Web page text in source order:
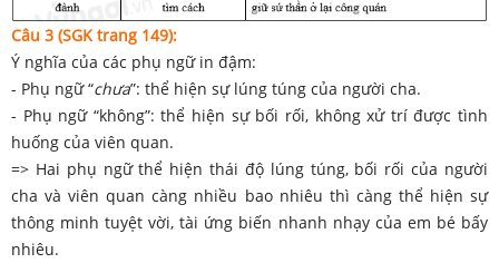
Câu 3 (SGK trang 149):
Ý nghĩa của các phụ ngữ in đậm:
- Phụ ngữ “chưa”: thể hiện sự lúng túng của người cha.
- Phụ ngữ “không”: thể hiện sự bối rối, không xử trí được tình
huống của viên quan.
=> Hai phụ ngữ thể hiện thái độ lúng túng, bối rối của người
cha và viên quan càng nhiều bao nhiêu thì càng thể hiện sự
thông minh tuyệt vời, tài ứng biến nhanh nhạy của em bé bấy
nhiêu.